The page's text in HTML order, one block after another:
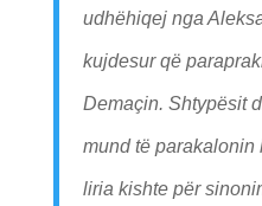
udhëhiqej nga
kujdesur që
Demaçin. Shtypësit
mund të parakalonin
liria kishte për